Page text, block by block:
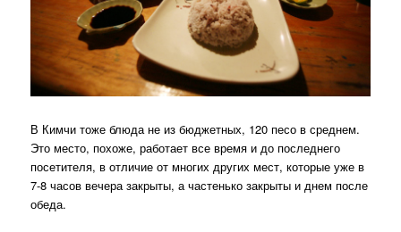
В Кимчи тоже блюда не из бюджетных, 120 песо в среднем.
Это место, похоже, работает все время и до последнего
посетителя, в отличие от многих других мест, которые уже в
7-8 часов вечера закрыты, а частенько закрыты и днем после
обеда.